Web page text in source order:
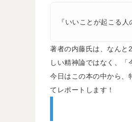
『いいことが起こる人
著者の内藤氏は、なんと
しい精神論ではなく、「
今日はこの本の中から、
てレポートします！